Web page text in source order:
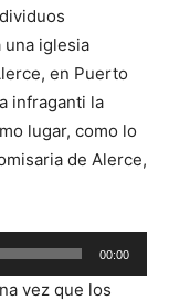
una iglesia
en Puerto
infraganti la
lugar, como lo
de Alerce,
00:00
vez que los